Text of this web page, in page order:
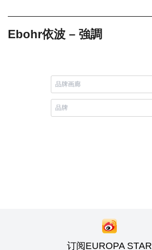
Ebohr依波 – 強調
订阅EUROPA STAR